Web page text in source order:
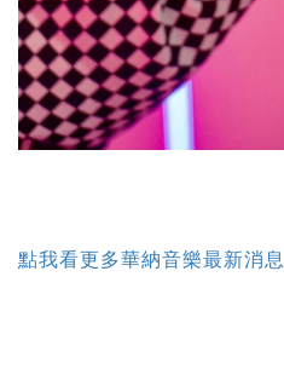
點我看更多華納音樂最新消息